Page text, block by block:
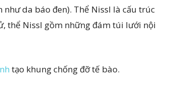
da báo đen). Thể Nissl là cấu trúc
thể Nissl gồm những đám túi lưới nội
tạo khung chống đỡ tế bào.